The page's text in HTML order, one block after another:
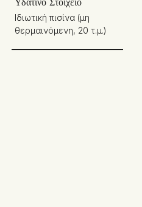
Ιδιωτική πισίνα (μη
θερμαινόμενη, 20 τ.μ.)